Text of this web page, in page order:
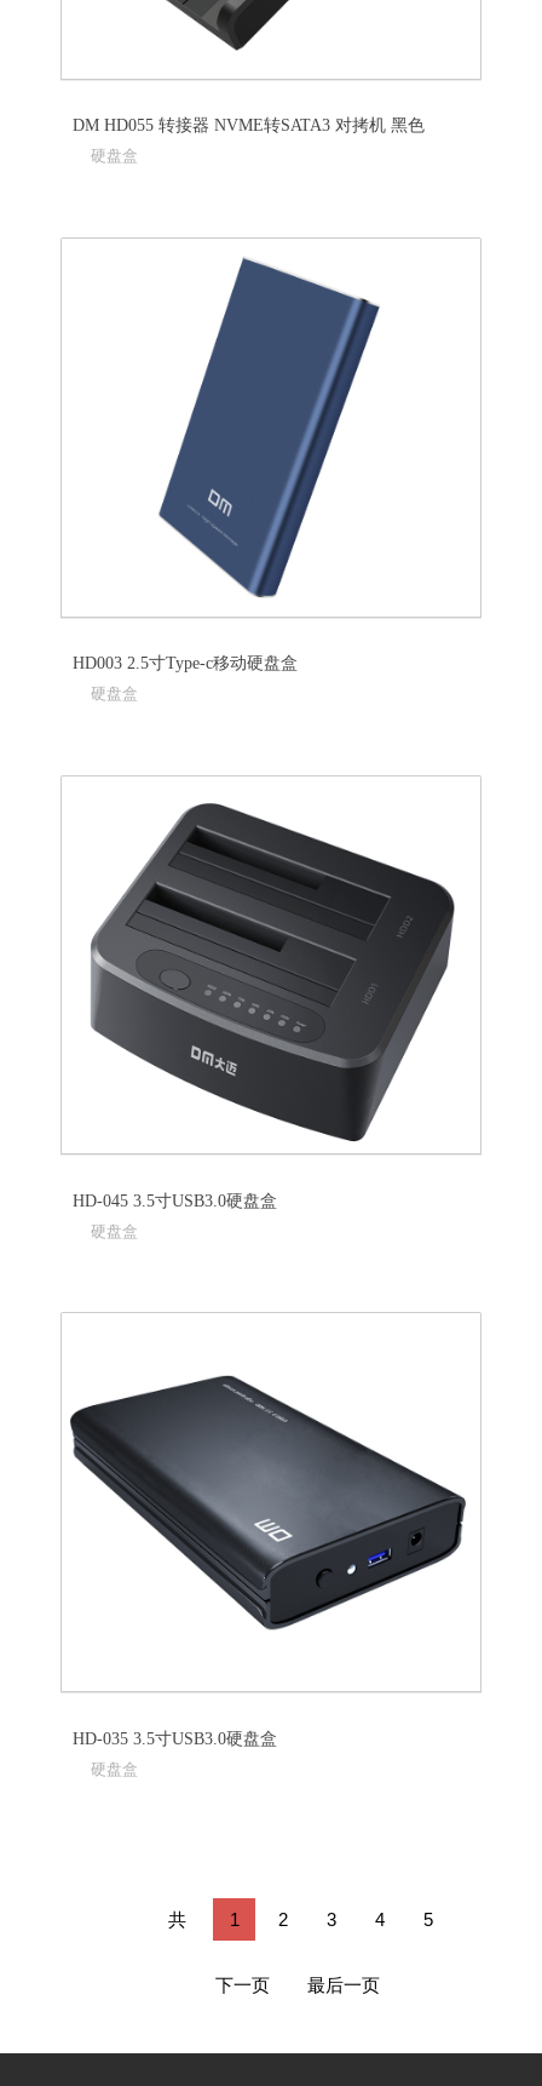
DM HD055 转接器 NVME转SATA3 对拷机 黑色
硬盘盒
HD003 2.5寸Type-c移动硬盘盒
硬盘盒
HD-045 3.5寸USB3.0硬盘盒
硬盘盒
HD-035 3.5寸USB3.0硬盘盒
硬盘盒
共 1 2 3 4 5
下一页 最后一页